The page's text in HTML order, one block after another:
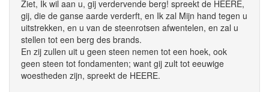
Ziet, Ik wil aan u, gij verdervende berg! spreekt de HEERE,
gij, die de ganse aarde verderft, en Ik zal Mijn hand tegen u
uitstrekken, en u van de steenrotsen afwentelen, en zal u
stellen tot een berg des brands.
En zij zullen uit u geen steen nemen tot een hoek, ook
geen steen tot fondamenten; want gij zult tot eeuwige
woestheden zijn, spreekt de HEERE.